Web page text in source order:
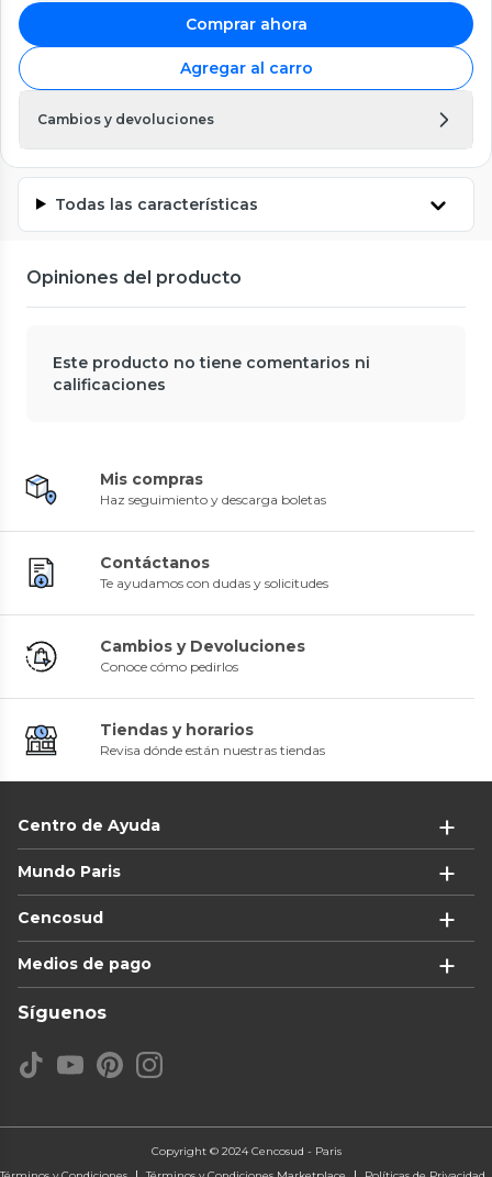
Comprar ahora
Agregar al carro
Cambios y devoluciones
Todas las características
Opiniones del producto
Este producto no tiene comentarios ni
calificaciones
Mis compras
Haz seguimiento y descarga boletas
Contáctanos
Te ayudamos con dudas y solicitudes
Cambios y Devoluciones
Conoce cómo pedirlos
Tiendas y horarios
Revisa dónde están nuestras tiendas
Centro de Ayuda
Mundo Paris
Cencosud
Medios de pago
Síguenos
Copyright © 2024 Cencosud - Paris